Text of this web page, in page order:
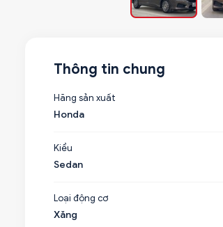
Thông tin chung
Hãng sản xuất
Honda
Kiểu
Sedan
Loại động cơ
Xăng